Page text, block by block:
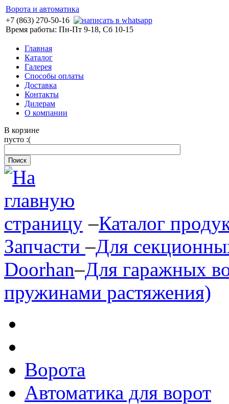
Ворота и автоматика
+7 (863) 270-50-16
Время работы: Пн-Пт 9-18, Сб 10-15
Главная
Каталог
Галерея
Способы оплаты
Доставка
Контакты
Дилерам
О компании
В корзине
пусто :(
–Каталог
Запчасти–Для
Doorhan–Для гаражных
пружинами растяжения)
Ворота
Автоматика для ворот